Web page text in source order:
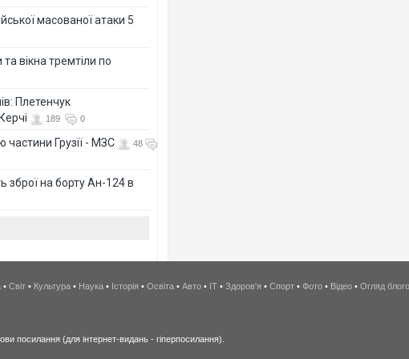
масованої атаки 5
вікна тремтіли по
Плетенчук
189 0
частини Грузії - МЗС
48
зброї на борту Ан-124 в
• Світ • Культура • Наука • Історія • Освіта • Авто • IT • Здоров'я • Спорт • Фото • Відео • Огляд
посилання (для інтернет-видань - гіперпосилання).